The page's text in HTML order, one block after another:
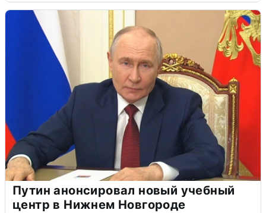
Путин анонсировал новый учебный
центр в Нижнем Новгороде